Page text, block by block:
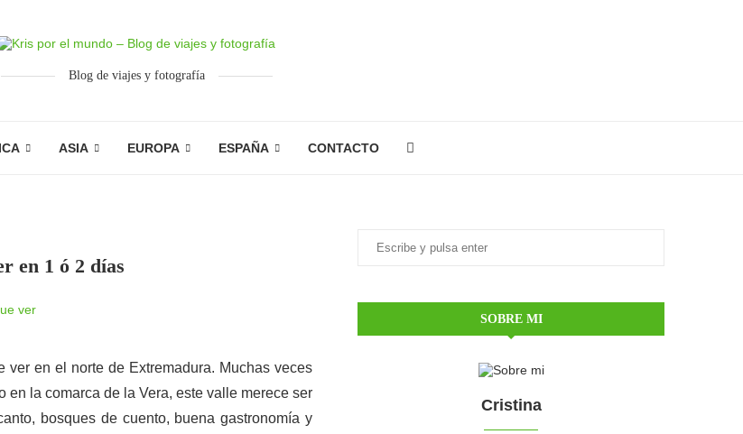
Blog de viajes y fotografía
ASIA EUROPA ESPAÑA CONTACTO
en 1 ó 2 días
en el norte de Extremadura. Muchas veces
en la comarca de la Vera, este valle merece ser
bosques de cuento, buena gastronomía y
SOBRE MI
Cristina